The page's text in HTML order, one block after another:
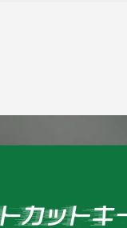
ム > Excel 公開日